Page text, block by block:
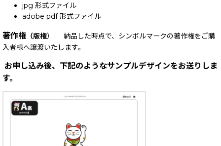
jpg 形式ファイル
adobe pdf 形式ファイル
著作権 （版権） 納品した時点で、シンボルマークの著作権をご購
入者様へ譲渡いたします。
お申し込み後、下記のようなサンプルデザインをお送りしま
す。